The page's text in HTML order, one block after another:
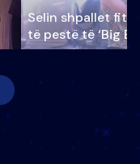
Selin shpallet
të pestë të ‘Big